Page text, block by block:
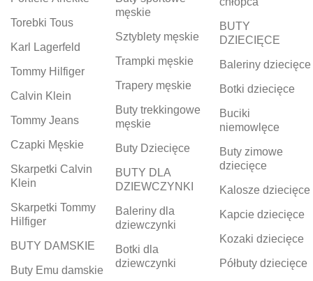
Torebki Tous
Karl Lagerfeld
Tommy Hilfiger
Calvin Klein
Tommy Jeans
Czapki Męskie
Skarpetki Calvin
Klein
Skarpetki Tommy
Hilfiger
BUTY DAMSKIE
Buty Emu damskie
męskie
Sztyblety męskie
Trampki męskie
Trapery męskie
Buty trekkingowe
męskie
Buty Dziecięce
BUTY DLA
DZIEWCZYNKI
Baleriny dla
dziewczynki
Botki dla
dziewczynki
BUTY
DZIECIĘCE
Baleriny dziecięce
Botki dziecięce
Buciki
niemowlęce
Buty zimowe
dziecięce
Kalosze dziecięce
Kapcie dziecięce
Kozaki dziecięce
Półbuty dziecięce